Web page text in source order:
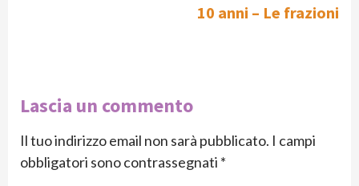
10 anni – Le frazioni
Lascia un commento
Il tuo indirizzo email non sarà pubblicato. I campi
obbligatori sono contrassegnati *